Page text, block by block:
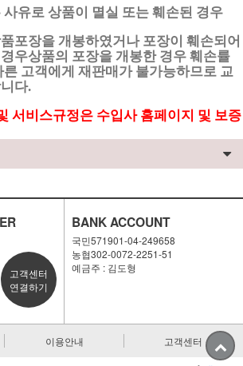
유로 상품이 멸실 또는 훼손된 경우
포장을 개봉하였거나 포장이 훼손되어
우상품의 포장을 개봉한 경우 훼손률
고객에게 재판매가 불가능하므로 교
다.
서비스규정은 수입사 홈페이지 및 보증
고객센터
연결하기
BANK ACCOUNT
국민571901-04-249658
농협302-0072-2251-51
예금주 : 김도형
이용안내 고객센터